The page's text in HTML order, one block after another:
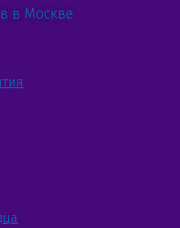
в Москве